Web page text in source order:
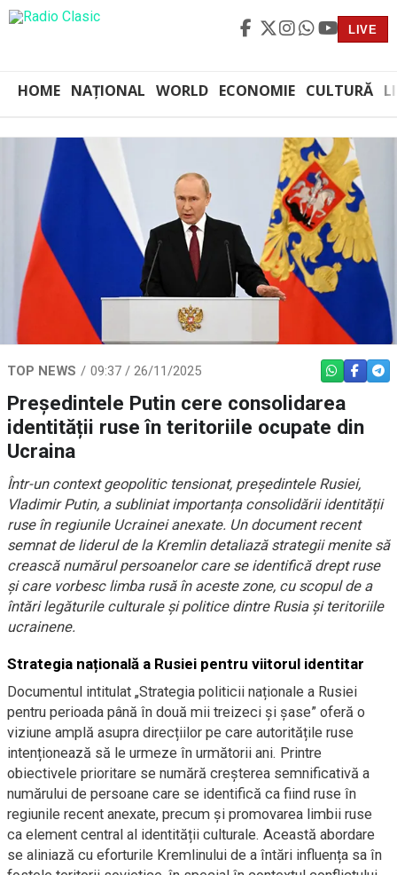
LIVE
HOME NAȚIONAL WORLD ECONOMIE CULTURĂ
TOP NEWS 09:37 / 26/11/2025 WHATSAPP
Președintele Putin cere consolidarea
identității ruse în teritoriile ocupate din
Ucraina
Într-un context geopolitic tensionat, președintele Rusiei,
Vladimir Putin, a subliniat importanța consolidării identității
ruse în regiunile Ucrainei anexate. Un document recent
semnat de liderul de la Kremlin detaliază strategii menite să
crească numărul persoanelor care se identifică drept ruse
și care vorbesc limba rusă în aceste zone, cu scopul de a
întări legăturile culturale și politice dintre Rusia și teritoriile
ucrainene.
Strategia națională a Rusiei pentru viitorul identitar
Documentul intitulat „Strategia politicii naționale a Rusiei
pentru perioada până în două mii treizeci și șase” oferă o
viziune amplă asupra direcțiilor pe care autoritățile ruse
intenționează să le urmeze în următorii ani. Printre
obiectivele prioritare se numără creșterea semnificativă a
numărului de persoane care se identifică ca fiind ruse în
regiunile recent anexate, precum și promovarea limbii ruse
ca element central al identității culturale. Această abordare
se aliniază cu eforturile Kremlinului de a întări influența sa în